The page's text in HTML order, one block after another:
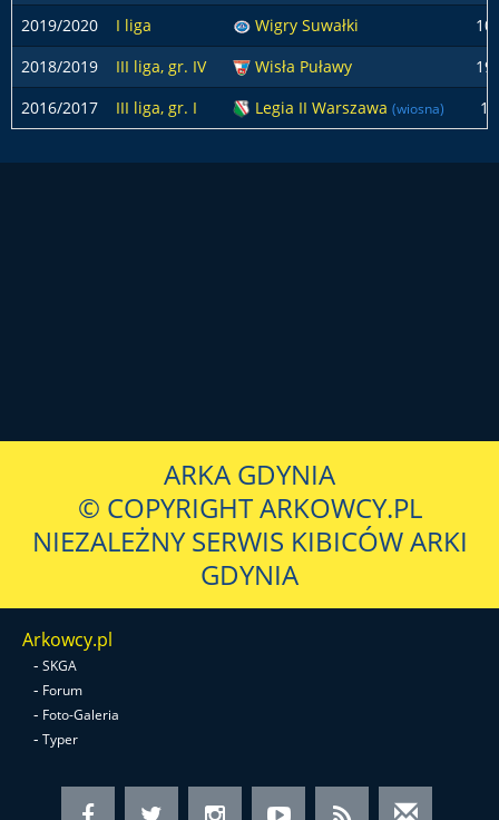
2019/2020
I liga Wigry Suwałki
10
2018/2019
III liga, gr. IV Wisła Puławy
19
2016/2017
III liga, gr. I Legia II Warszawa (wiosna) 1
ARKA GDYNIA
© COPYRIGHT ARKOWCY.PL
NIEZALEŻNY SERWIS KIBICÓW ARKI
GDYNIA
Arkowcy.pl
- SKGA
- Forum
- Foto-Galeria
- Typer